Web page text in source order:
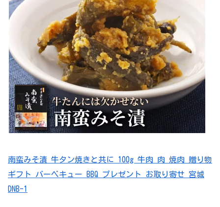
南蛮みそ漬 牛タン焼きと共に 100g 牛肉 肉 焼肉 贈り物
ギフト バーベキュー BBQ プレゼント お取り寄せ 宮城
DNB-1